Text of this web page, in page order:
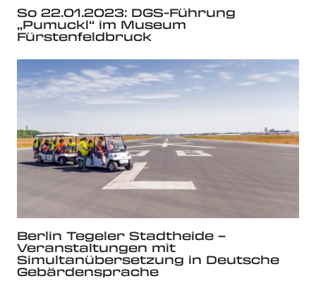
So 22.01.2023: DGS-Führung
„Pumuckl“ im Museum
Fürstenfeldbruck
Berlin Tegeler Stadtheide –
Veranstaltungen mit
Simultanübersetzung in Deutsche
Gebärdensprache